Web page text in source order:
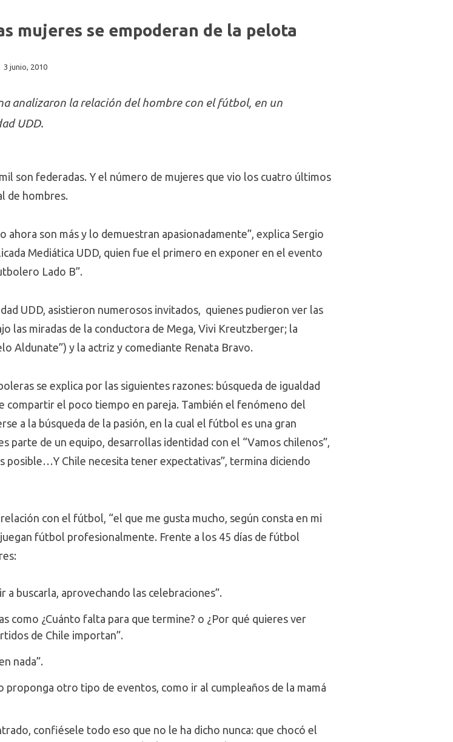
mujeres se empoderan de la pelota
3 junio, 2010
analizaron la relación del hombre con el fútbol, en un
UDD.
son federadas. Y el número de mujeres que vio los cuatro últimos
de hombres.
son más y lo demuestran apasionadamente”, explica Sergio
Mediática UDD, quien fue el primero en exponer en el evento
Lado B”.
UDD, asistieron numerosos invitados, quienes pudieron ver las
las miradas de la conductora de Mega, Vivi Kreutzberger; la
Aldunate”) y la actriz y comediante Renata Bravo.
se explica por las siguientes razones: búsqueda de igualdad
compartir el poco tiempo en pareja. También el fenómeno del
a la búsqueda de la pasión, en la cual el fútbol es una gran
parte de un equipo, desarrollas identidad con el “Vamos chilenos”,
posible…Y Chile necesita tener expectativas”, termina diciendo
con el fútbol, “el que me gusta mucho, según consta en mi
fútbol profesionalmente. Frente a los 45 días de fútbol
buscarla, aprovechando las celebraciones”.
¿Cuánto falta para que termine? o ¿Por qué quieres ver
de Chile importan”.
nada”.
otro tipo de eventos, como ir al cumpleaños de la mamá
confiésele todo eso que no le ha dicho nunca: que chocó el